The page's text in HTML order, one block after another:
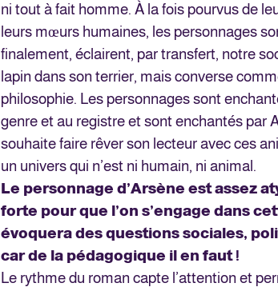
ni tout à fait homme. À la fois pourvus de
leurs mœurs humaines, les personnages
finalement, éclairent, par transfert, notre
lapin dans son terrier, mais converse
philosophie. Les personnages sont
genre et au registre et sont enchantés par
souhaite faire rêver son lecteur avec ces
un univers qui n’est ni humain, ni animal.
Le personnage d’Arsène est assez
forte pour que l’on s’engage dans
évoquera des questions sociales,
car de la pédagogique il en faut !
Le rythme du roman capte l’attention et